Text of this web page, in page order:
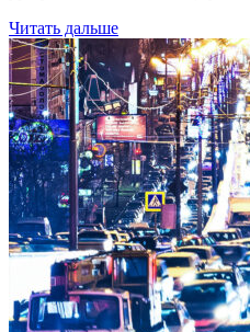
Читать дальше